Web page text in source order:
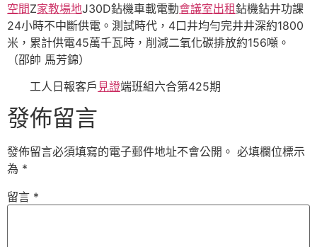
空間Z家教場地J30D鉆機車載電動會議室出租鉆機鉆井功課
24小時不中斷供電。測試時代，4口井均勻完井井深約1800
米，累計供電45萬千瓦時，削減二氧化碳排放約156噸。
（邵帥 馬芳錦）
工人日報客戶 見證端班組六合第425期
發佈留言
發佈留言必須填寫的電子郵件地址不會公開。 必填欄位標示
為 *
留言 *